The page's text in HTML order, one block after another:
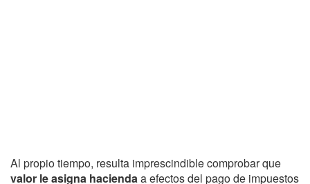
Al propio tiempo, resulta imprescindible comprobar que
valor le asigna haciendaa efectos del pago de impuestos